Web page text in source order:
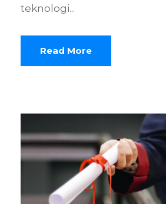
teknologi...
Read More